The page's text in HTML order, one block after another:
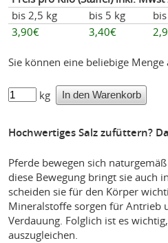
bis 2,5 kg
bis 5 kg
3,90€
3,40€
Sie können eine beliebige
kg
Hochwertiges Salz zufüttern?
Pferde bewegen sich
diese Bewegung bringt sie auch
scheiden sie für den Körper
Mineralstoffe sorgen für Antrieb
Verdauung. Folglich ist es
auszugleichen.